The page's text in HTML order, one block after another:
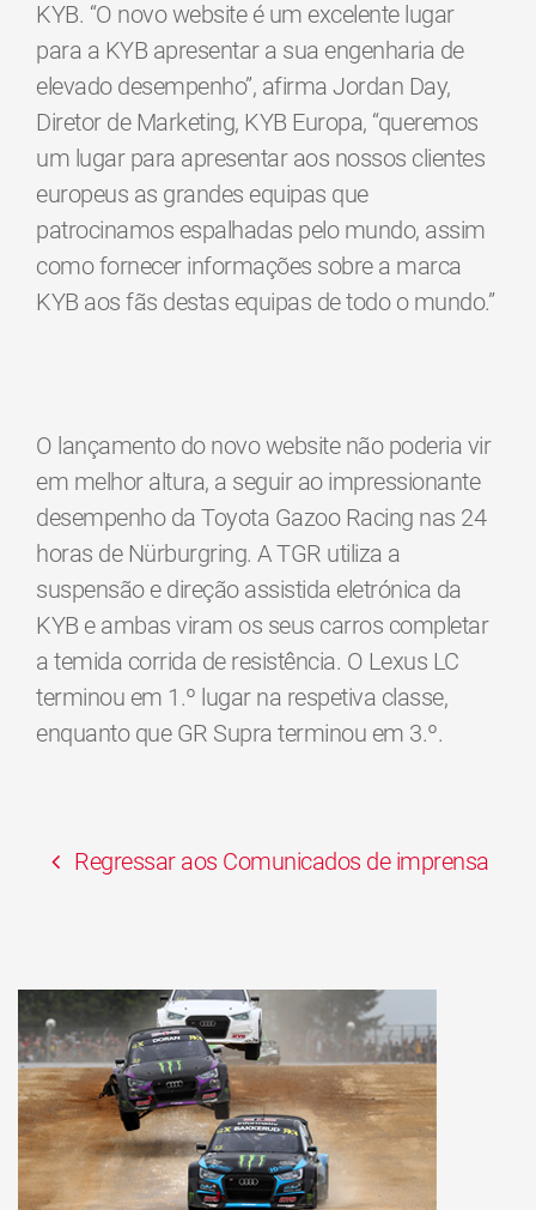
KYB. “O novo website é um excelente lugar
para a KYB apresentar a sua engenharia de
elevado desempenho”, afirma Jordan Day,
Diretor de Marketing, KYB Europa, “queremos
um lugar para apresentar aos nossos clientes
europeus as grandes equipas que
patrocinamos espalhadas pelo mundo, assim
como fornecer informações sobre a marca
KYB aos fãs destas equipas de todo o mundo.”
O lançamento do novo website não poderia vir
em melhor altura, a seguir ao impressionante
desempenho da Toyota Gazoo Racing nas 24
horas de Nürburgring. A TGR utiliza a
suspensão e direção assistida eletrónica da
KYB e ambas viram os seus carros completar
a temida corrida de resistência. O Lexus LC
terminou em 1.º lugar na respetiva classe,
enquanto que GR Supra terminou em 3.º.
Regressar aos Comunicados de imprensa